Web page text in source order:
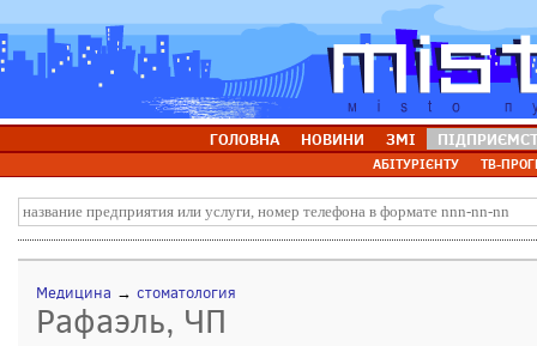
ГОЛОВНА НОВИНИ ЗМІ
АБІТУРІЄНТУ ТВ-
Медицина → стоматология
Рафаэль, ЧП